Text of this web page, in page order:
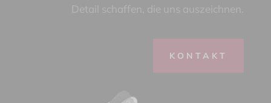
Detail schaffen, die uns auszeichnen.
KONTAKT